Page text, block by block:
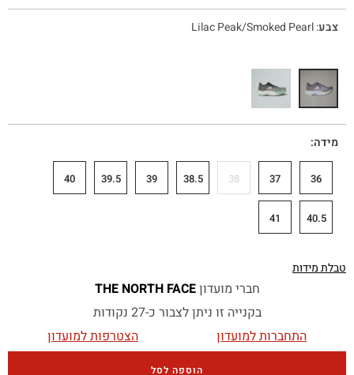
צבע:
Lilac Peak/Smoked Pearl
מידה
36
37
38
38.5
39
39.5
40
40.5
41
טבלת מידות
חברי מועדוןTHE NORTH FACE
בקנייה זו ניתן לצבור כ-27 נקודות
התחברות למועדון
הצטרפות למועדון
הוספה לסל